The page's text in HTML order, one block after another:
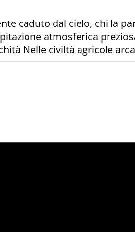
caduto dal cielo, chi la
atmosferica
Nelle civiltà agricole